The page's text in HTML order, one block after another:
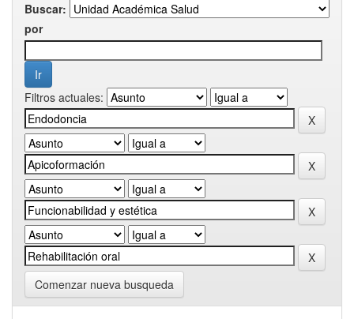
Buscar:
por
Filtros actuales:
Comenzar nueva busqueda